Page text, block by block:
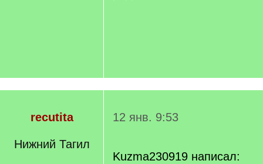
recutita
Нижний Тагил
12 янв. 9:53
Kuzma230919 написал: